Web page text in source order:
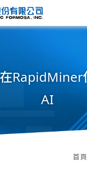
RapidMiner
AI
首頁